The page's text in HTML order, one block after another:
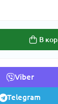
В
Viber
Telegram